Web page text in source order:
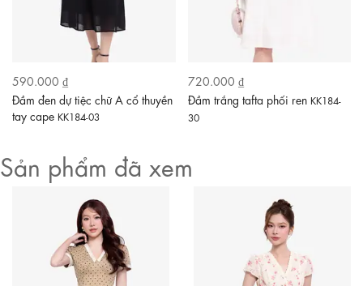
590.000 ₫
Đầm đen dự tiệc chữ A cổ thuyền
tay cape KK184-03
720.000 ₫
Đầm trắng tafta phối ren KK184-
30
Sản phẩm đã xem